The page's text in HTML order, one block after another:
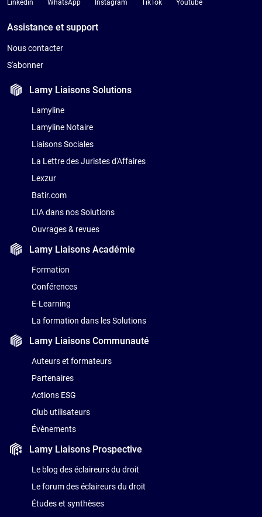
Linkedin WhatsApp Instagram TikTok Youtube
Assistance et support
Nous contacter
S'abonner
Lamy LiaisonsSolutions
Lamyline
Lamyline Notaire
Liaisons Sociales
La Lettre des Juristes d'Affaires
Lexzur
Batir.com
L'IA dans nos Solutions
Ouvrages & revues
Lamy LiaisonsAcadémie
Formation
Conférences
E-Learning
La formation dans les Solutions
Lamy LiaisonsCommunauté
Auteurs et formateurs
Partenaires
Actions ESG
Club utilisateurs
Évènements
Lamy Liaisons Prospective
Le blog des éclaireurs du droit
Le forum des éclaireurs du droit
Études et synthèses